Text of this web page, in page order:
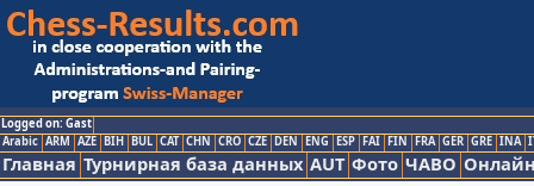
Logged on: Gast
Arabic ARM AZE BIH BUL CAT CHN CRO CZE DEN ENG ESP FAI FIN FRA GER GRE INA
Главная Турнирная база данных AUT Фото ЧАВО